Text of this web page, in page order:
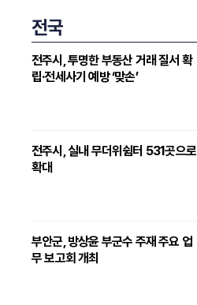
전국
전주시, 투명한 부동산 거래 질서 확
립·전세사기 예방 ‘맞손’
전주시, 실내 무더위쉼터 531곳으로
확대
부안군, 방상윤 부군수 주재 주요 업
무 보고회 개최